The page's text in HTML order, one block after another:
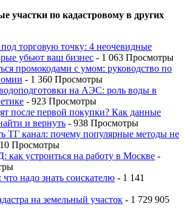
участки по кадастровому в других
торговую точку: 4 неочевидные
убьют ваш бизнес - 1 063 Просмотры
промокодами с умом: руководство по
- 1 360 Просмотры
на АЭС: роль воды в
- 923 Просмотры
после первой покупки? Как данные
и вернуть - 938 Просмотры
ТГ канал: почему популярные методы не
Просмотры
как устроиться на работу в Москве -
надо знать соискателю - 1 141
на земельный участок - 1 729 905